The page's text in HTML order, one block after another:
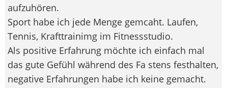
aufzuhören.
Sport habe ich jede Menge gemcaht. Laufen,
Tennis, Krafttrainimg im Fitnessstudio.
Als positive Erfahrung möchte ich einfach mal
das gute Gefühl während des Fa stens festhalten,
negative Erfahrungen habe ich keine gemacht.